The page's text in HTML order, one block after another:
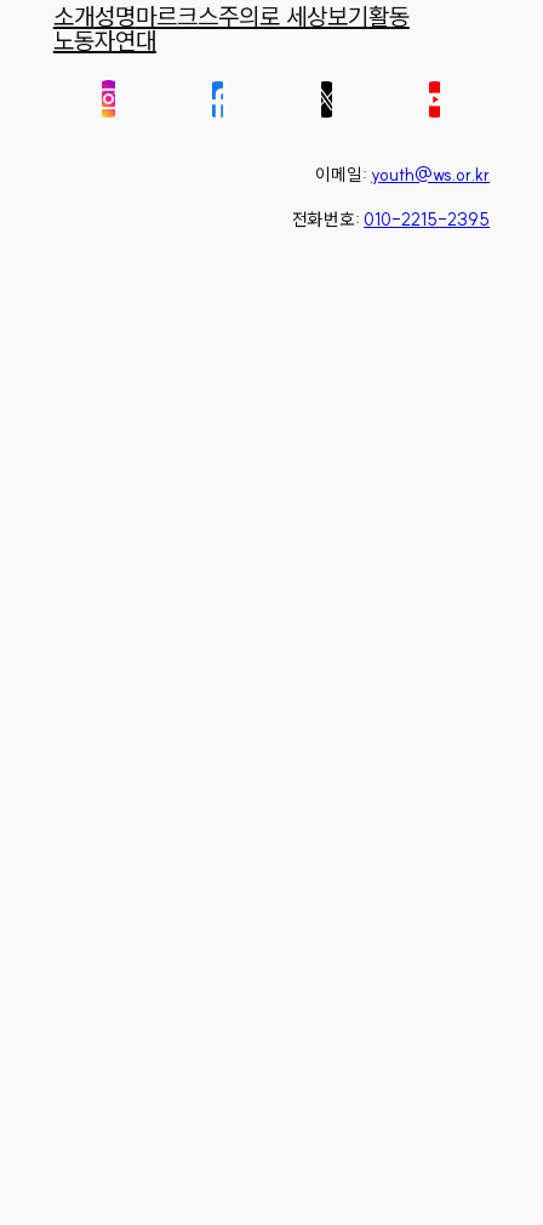
소개성명마르크스주의로 세상보기활동
노동자연대
이메일: youth@ws.or.kr
전화번호: 010-2215-2395